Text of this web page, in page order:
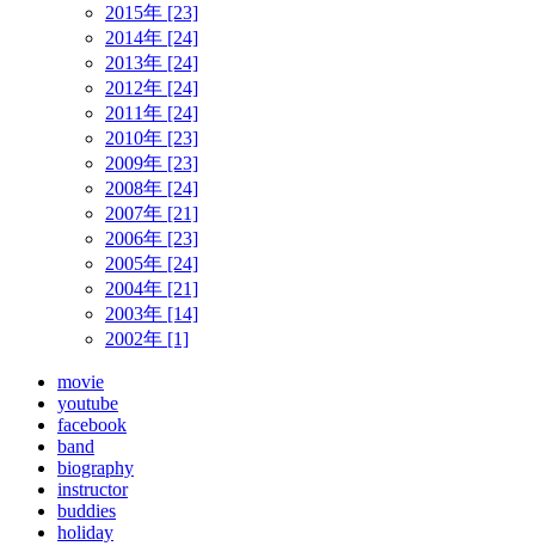
2015年 [23]
2014年 [24]
2013年 [24]
2012年 [24]
2011年 [24]
2010年 [23]
2009年 [23]
2008年 [24]
2007年 [21]
2006年 [23]
2005年 [24]
2004年 [21]
2003年 [14]
2002年 [1]
movie
youtube
facebook
band
biography
instructor
buddies
holiday